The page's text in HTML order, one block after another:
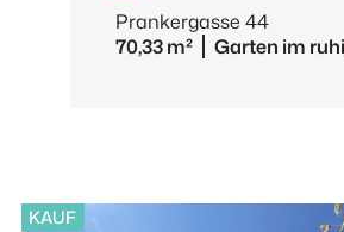
Prankergasse 44
70,33 m²
Garten im
KAUF